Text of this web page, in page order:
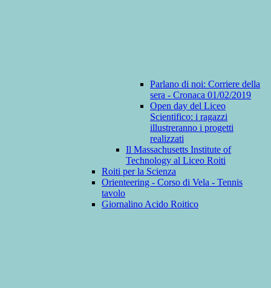
Parlano di noi: Corriere della
sera - Cronaca 01/02/2019
Open day del Liceo
Scientifico: i ragazzi
illustreranno i progetti
realizzati
Il Massachusetts Institute of
Technology al Liceo Roiti
Roiti per la Scienza
Orienteering - Corso di Vela - Tennis
tavolo
Giornalino Acido Roitico